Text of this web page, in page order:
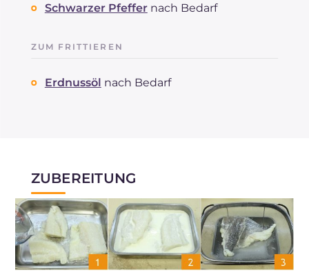
Schwarzer Pfeffer nach Bedarf
ZUM FRITTIEREN
Erdnussöl nach Bedarf
ZUBEREITUNG